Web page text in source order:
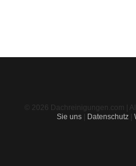
© 2026 Dachreinigungen.com |
Sie uns| Datenschutz|